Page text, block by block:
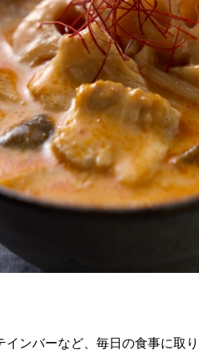
ンバーなど、毎日の食事に取